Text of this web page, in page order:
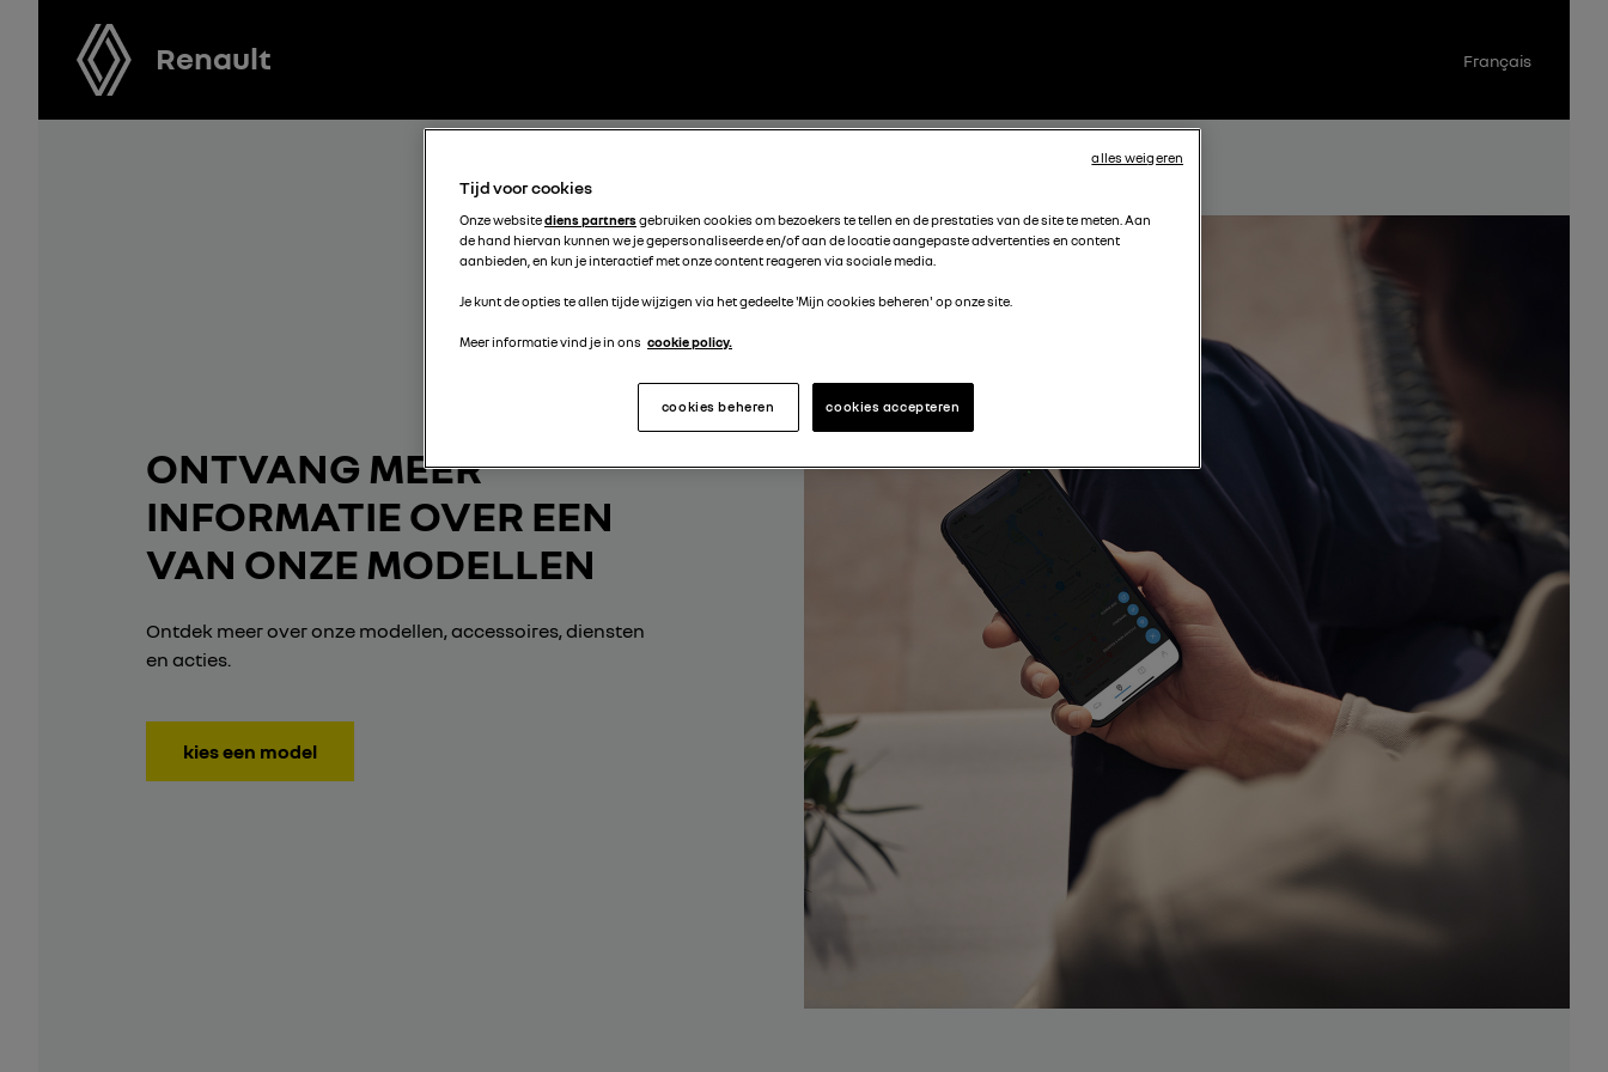
Renault Français
ONTVANG MEER
INFORMATIE OVER EEN
VAN ONZE MODELLEN
Ontdek meer over onze modellen, accessoires, diensten
en acties.
kies een model
Tijd voor cookies
Onze websitediens partnersgebruiken cookies om bezoekers te tellen en de prestaties van de site te meten. Aan
de hand hiervan kunnen we je gepersonaliseerde en/of aan de locatie aangepaste advertenties en content
aanbieden, en kun je interactief met onze content reageren via sociale media.
Je kunt de opties te allen tijde wijzigen via het gedeelte 'Mijn cookies beheren' op onze site.
Meer informatie vind je in ons cookie policy.
cookies accepteren
cookies beheren
alles weigeren